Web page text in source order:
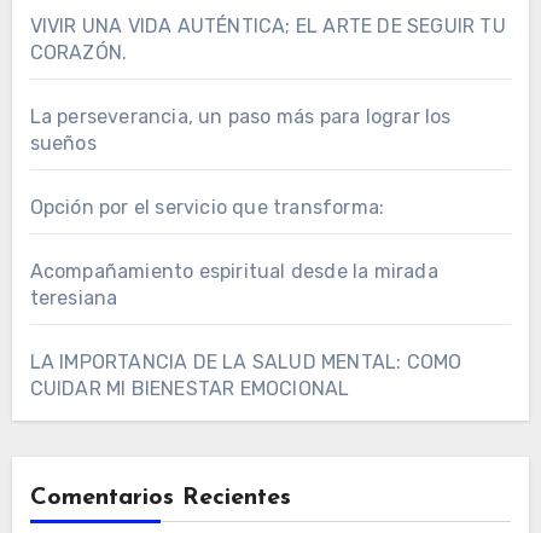
VIVIR UNA VIDA AUTÉNTICA; EL ARTE DE SEGUIR TU
CORAZÓN.
La perseverancia, un paso más para lograr los
sueños
Opción por el servicio que transforma:
Acompañamiento espiritual desde la mirada
teresiana
LA IMPORTANCIA DE LA SALUD MENTAL: COMO
CUIDAR MI BIENESTAR EMOCIONAL
Comentarios Recientes